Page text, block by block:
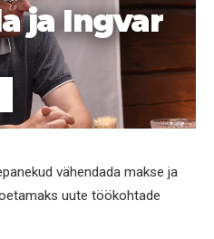
ja Ingvar
vähendada makse ja
uute töökohtade